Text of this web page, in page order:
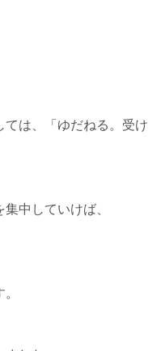
ては、「ゆだねる。受け
中していけば、